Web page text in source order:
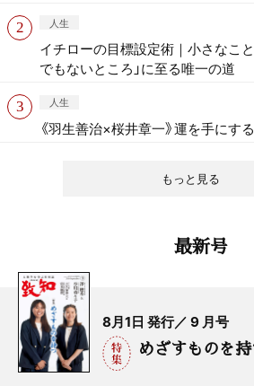
もっと見る
人生
イチローの目標設定術｜小さなこ
でもないところ」に至る唯一の道
人生
《羽生善治×桜井章一》運を手にす
最新号
8月1日 発行／ 9 月号
めざすものを